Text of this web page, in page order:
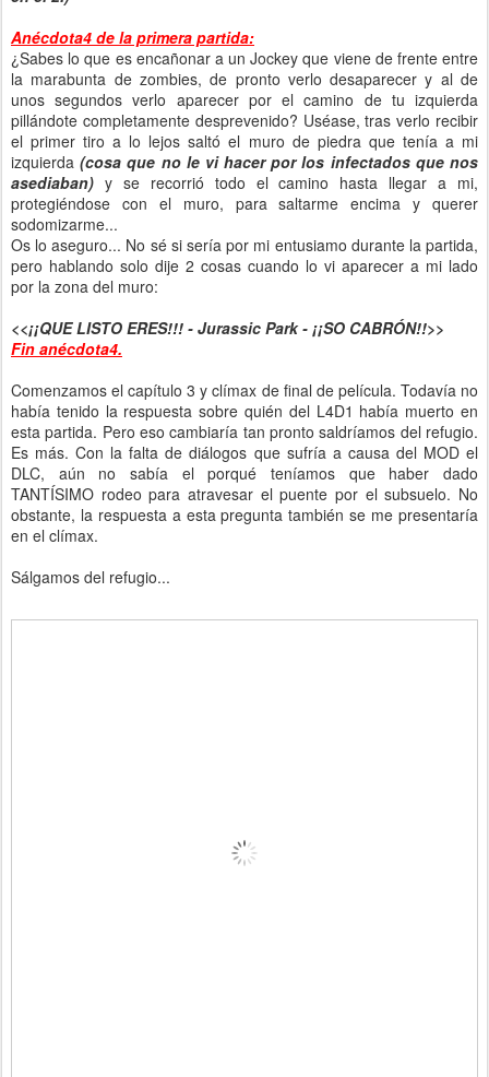
Anécdota4 de la primera partida:
¿Sabes lo que es encañonar a un Jockey que viene de frente entre
la marabunta de zombies, de pronto verlo desaparecer y al de
unos segundos verlo aparecer por el camino de tu izquierda
pillándote completamente desprevenido? Uséase, tras verlo recibir
el primer tiro a lo lejos saltó el muro de piedra que tenía a mi
izquierda(cosa que no le vi hacer por los infectados que nos
asediaban) y se recorrió todo el camino hasta llegar a mi,
protegiéndose con el muro, para saltarme encima y querer
sodomizarme...
Os lo aseguro... No sé si sería por mi entusiamo durante la partida,
pero hablando solo dije 2 cosas cuando lo vi aparecer a mi lado
por la zona del muro:
<<¡¡QUE LISTO ERES!!! - Jurassic Park - ¡¡SO CABRÓN!!>>
Fin anécdota4.
Comenzamos el capítulo 3 y clímax de final de película. Todavía no
había tenido la respuesta sobre quién del L4D1 había muerto en
esta partida. Pero eso cambiaría tan pronto saldríamos del refugio.
Es más. Con la falta de diálogos que sufría a causa del MOD el
DLC, aún no sabía el porqué teníamos que haber dado
TANTÍSIMO rodeo para atravesar el puente por el subsuelo. No
obstante, la respuesta a esta pregunta también se me presentaría
en el clímax.
Sálgamos del refugio...